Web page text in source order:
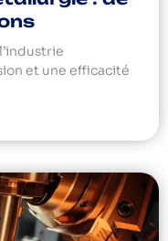
et une efficacité